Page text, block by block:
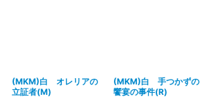
(MKM)白 オレリアの
立証者(M)
(MKM)白 手つかずの
饗宴の事件(R)